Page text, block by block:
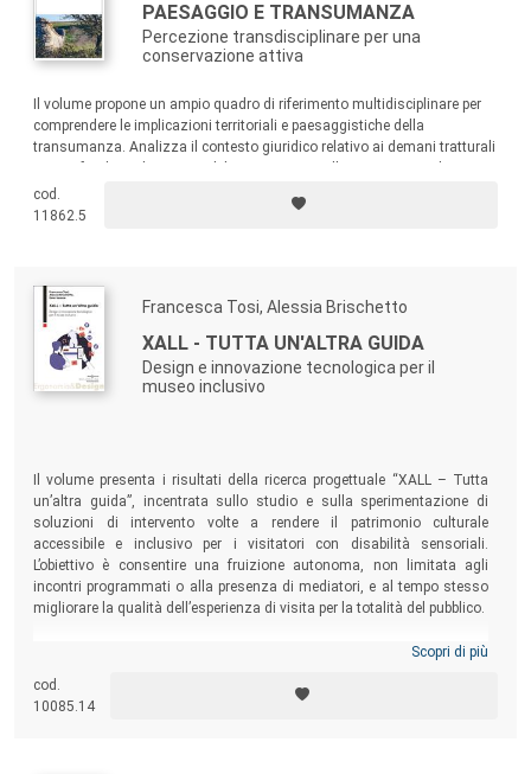
PAESAGGIO E TRANSUMANZA
Percezione transdisciplinare per una
conservazione attiva
Il volume propone un ampio quadro di riferimento multidisciplinare per
comprendere le implicazioni territoriali e paesaggistiche della
transumanza. Analizza il contesto giuridico relativo ai demani tratturali
strategie attuali per la valorizzazione del territorio transumante
attraverso piani e progetti dedicati.
cod.
11862.5
Francesca Tosi, Alessia Brischetto
XALL - TUTTA UN'ALTRA GUIDA
Design e innovazione tecnologica per il
museo inclusivo
Il volume presenta i risultati della ricerca progettuale “XALL – Tutta
un’altra guida”, incentrata sullo studio e sulla sperimentazione di
soluzioni di intervento volte a rendere il patrimonio culturale
accessibile e inclusivo per i visitatori con disabilità sensoriali.
L’obiettivo è consentire una fruizione autonoma, non limitata agli
incontri programmati o alla presenza di mediatori, e al tempo stesso
migliorare la qualità dell’esperienza di visita per la totalità del pubblico.
Scopri di più
cod.
10085.14